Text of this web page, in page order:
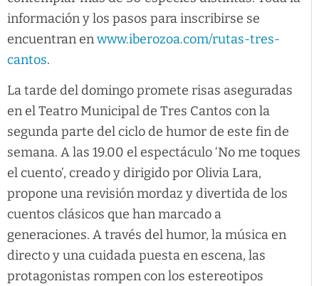
información y los pasos para inscribirse se
encuentran enwww.iberozoa.com/rutas-tres-
cantos.
La tarde del domingo promete risas aseguradas
en el Teatro Municipal de Tres Cantos con la
segunda parte del ciclo de humor de este fin de
semana. A las 19.00 el espectáculo ‘No me toques
el cuento’, creado y dirigido por Olivia Lara,
propone una revisión mordaz y divertida de los
cuentos clásicos que han marcado a
generaciones. A través del humor, la música en
directo y una cuidada puesta en escena, las
protagonistas rompen con los estereotipos